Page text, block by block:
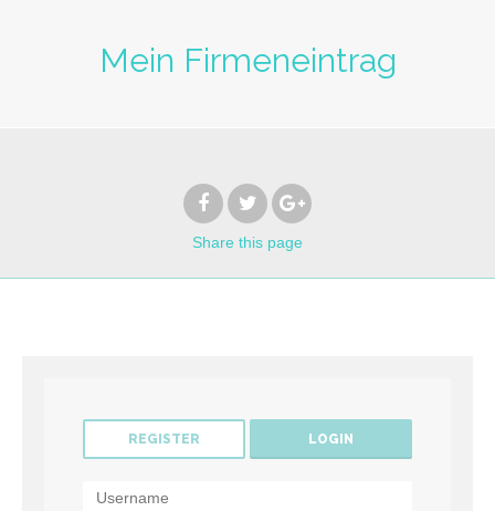
Mein Firmeneintrag
Share this page
REGISTER LOGIN